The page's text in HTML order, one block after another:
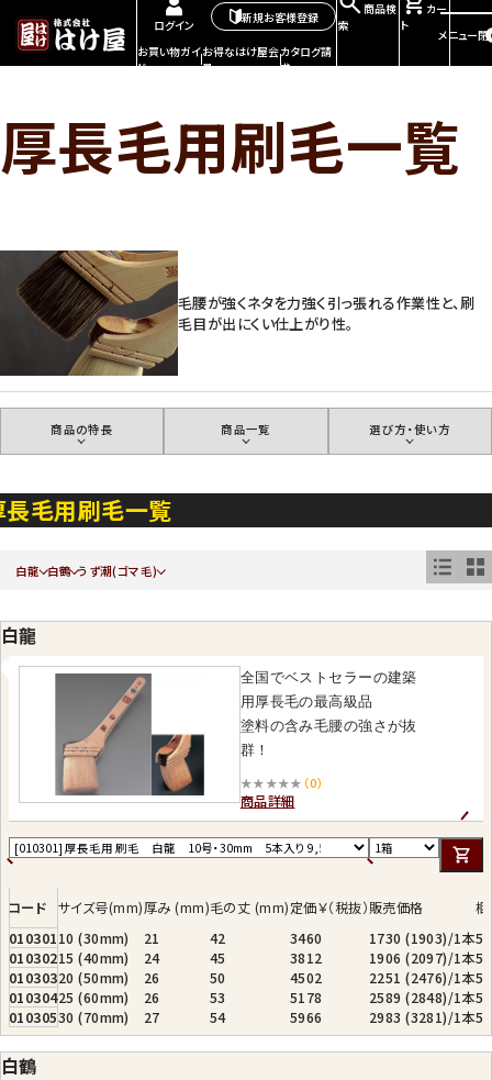
ログイン
新規お客様登録
お買い物ガイ
ド
お得なはけ屋会
員
カタログ請
求
商品検
索
カー
ト
メニュー閉
厚長毛用刷毛一覧
毛腰が強くネタを力強く引っ張れる作業性と、刷
毛目が出にくい仕上がり性。
商品の特長 商品一覧 選び方・使い方
長毛用刷毛一覧
白龍 白鶴 うず潮(ゴマ毛)
白龍
全国でベストセラーの建築
用厚長毛の最高級品
塗料の含み毛腰の強さが抜
群！
★★★★★ （0）
商品詳細
コード サイズ号(mm)厚み (mm)毛の丈 (mm)定価￥（税抜）販売価格
01030110 (30mm) 21 42 3460 1730 (1903)/1本5
01030215 (40mm) 24 45 3812 1906 (2097)/1本5
01030320 (50mm) 26 50 4502 2251 (2476)/1本5
01030425 (60mm) 26 53 5178 2589 (2848)/1本5
01030530 (70mm) 27 54 5966 2983 (3281)/1本5
白鶴